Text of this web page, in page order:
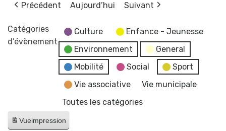
Précédent
Aujourd’hui Suivant
Catégories
d’évènement
Culture
Enfance - Jeunesse
Environnement
General
Mobilité
Social
Sport
Vie associative
Vie municipale
Toutes les catégories
Vueimpression